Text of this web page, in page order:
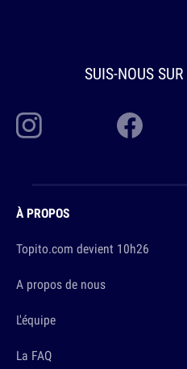
SUIS-NOUS SUR
À PROPOS
Topito.com devient 10h26
A propos de nous
L'équipe
La FAQ